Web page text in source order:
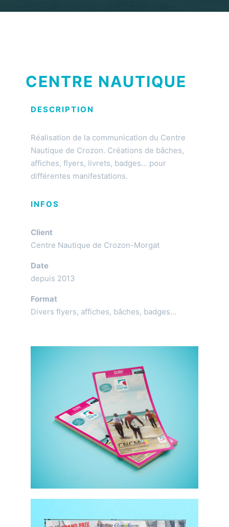
CENTRE NAUTIQUE
DESCRIPTION​
Réalisation de la communication du Centre
Nautique de Crozon. Créations de bâches,
affiches, flyers, livrets, badges… pour
différentes manifestations.
INFOS
Client
Centre Nautique de Crozon-Morgat
Date
depuis 2013
Format
Divers flyers, affiches, bâches, badges...